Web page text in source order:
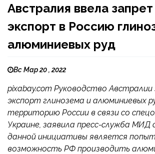
Австралия ввела
экспорт в Россию
алюминиевых руд
Вс Мар 20 , 2022
pixabay.com Руководство
экспорт глинозема и алюминиевых
территорию России в связи со
Украине, заявила пресс-служба
данной инициативы является
возможность РФ производить